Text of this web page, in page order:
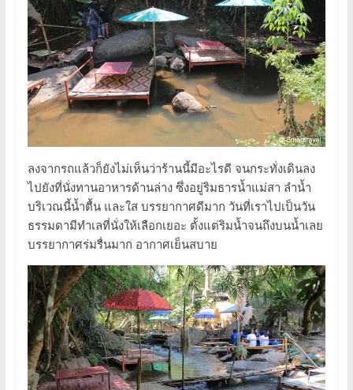
ลงจากรถแล้วก็ยังไม่เห็นว่าร้านนี้มีอะไรดี จนกระทั่งเดินลง
ไปยังที่นั่งทานอาหารด้านล่าง ซึ่งอยู่ริมธารน้ำแม่สา ลำน้ำ
บริเวณนี้น้ำตื้น และใส บรรยากาศดีมาก วันที่เราไปเป็นวัน
ธรรมดามีทำเลที่นั่งให้เลือกเยอะ ตั้งแต่ริมน้ำจนถึงบนน้ำเลย
บรรยากาศร่มรื่นมาก อากาศเย็นสบาย